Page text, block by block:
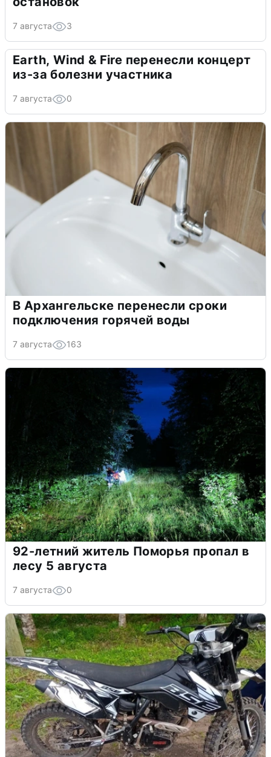
7 августа 3
Earth, Wind & Fire перенесли концерт
из-за болезни участника
7 августа 0
В Архангельске перенесли сроки
подключения горячей воды
7 августа 163
92-летний житель Поморья пропал в
лесу 5 августа
7 августа 0